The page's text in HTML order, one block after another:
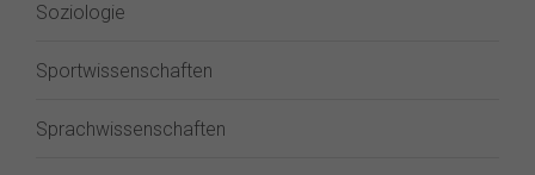
Soziologie
Sportwissenschaften
Sprachwissenschaften